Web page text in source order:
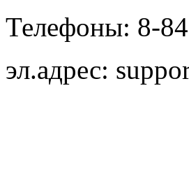
Телефоны: 8-
эл.адрес: